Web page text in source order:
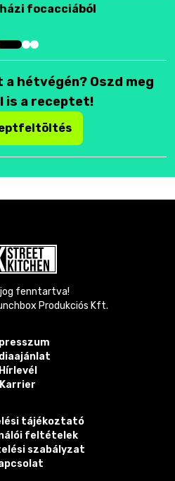
focacciából
hétvégén? Oszd meg
is a receptet!
jog fenntartva!
Produkciós Kft.
Hírlevél
Karrier
tájékoztató
feltételek
szabályzat